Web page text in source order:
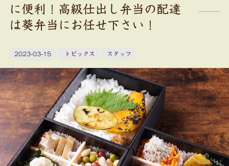
に便利！高級仕出し弁当の配達
は葵弁当にお任せ下さい！
2023-03-15 トピックス スタッフ